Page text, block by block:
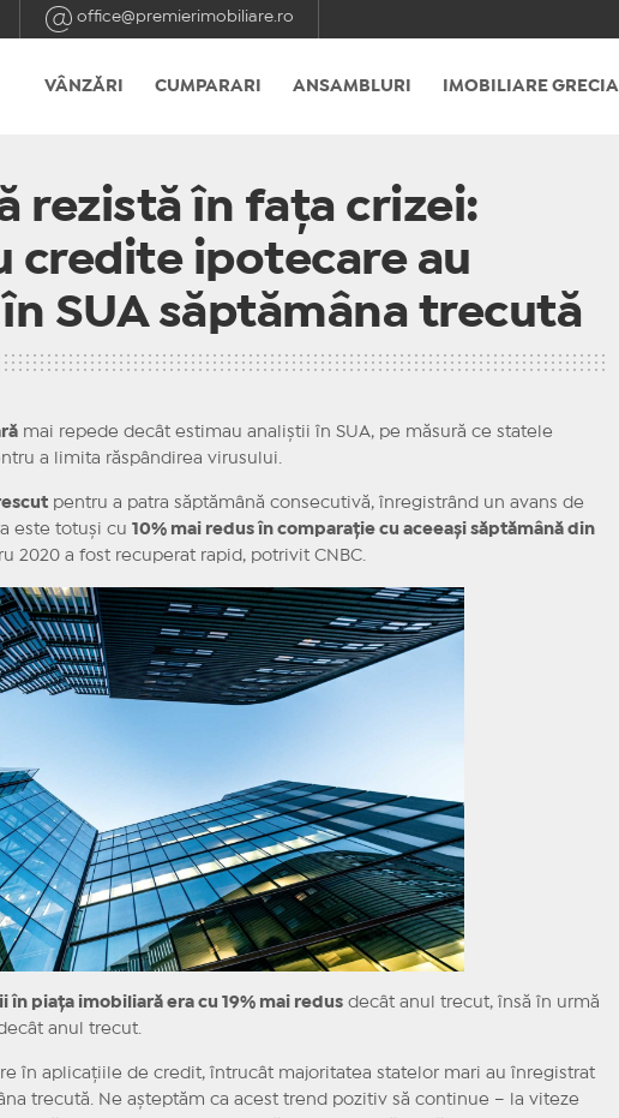
office@premierimobiliare.ro
VÂNZĂRI CUMPARARI ANSAMBLURI IMOBILIARE GRECIA
rezistă în faţa crizei:
credite ipotecare au
în SUA săptămâna trecută
mai repede decât estimau analiştii în SUA, pe măsură ce statele
a limita răspândirea virusului.
pentru a patra săptămână consecutivă, înregistrând un avans de
este totuşi cu 10% mai redus în comparaţie cu aceeaşi săptămână din
2020 a fost recuperat rapid, potrivit CNBC.
piaţa imobiliară era cu 19% mai redusdecât anul trecut, însă în urmă
anul trecut.
în aplicaţiile de credit, întrucât majoritatea statelor mari au înregistrat
trecută. Ne aşteptăm ca acest trend pozitiv să continue – la viteze